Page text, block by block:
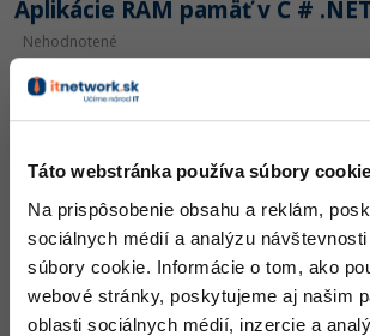
Táto webstránka používa súbory
Na prispôsobenie obsahu a reklám,
sociálnych médií a analýzu
súbory cookie. Informácie o tom, ako
webové stránky, poskytujeme aj našim
oblasti sociálnych médií, inzercie a
Aplikácie RAM pamäť v C # .NET
Nehodnotené
37x
Práca so zadanými intervaly 2
Nehodnotené
409x